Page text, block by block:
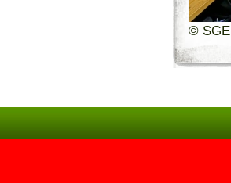
© SGE